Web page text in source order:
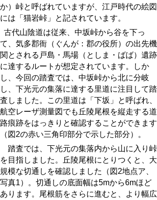
か）峠と呼ばれていますが、江戸時代の絵図
には「猫岩峠」と記されています。
古代山陰道は従来、中坂峠から谷を下っ
て、気多郡衙（ぐんが：郡の役所）の出先機
関とされる戸島・馬場（としま・ばば）遺跡
に達するルートが想定されています。しか
し、今回の踏査では、中坂峠から北に分岐
し、下光元の集落に達する里道に注目して踏
査しました。この里道は「下坂」と呼ばれ、
航空レーザ測量図でも丘陵尾根を縦走する道
路痕跡をはっきりと確認することができます
（図2の赤い三角印部分で示した部分）。
踏査では、下光元の集落内から山に入り峠
を目指しました。丘陵尾根にとりつくと、大
規模な切通しを確認しました（図2地点ア、
写真1）。切通しの底面幅は5mから6mほど
あります。尾根筋をさらに進むと、より幅広